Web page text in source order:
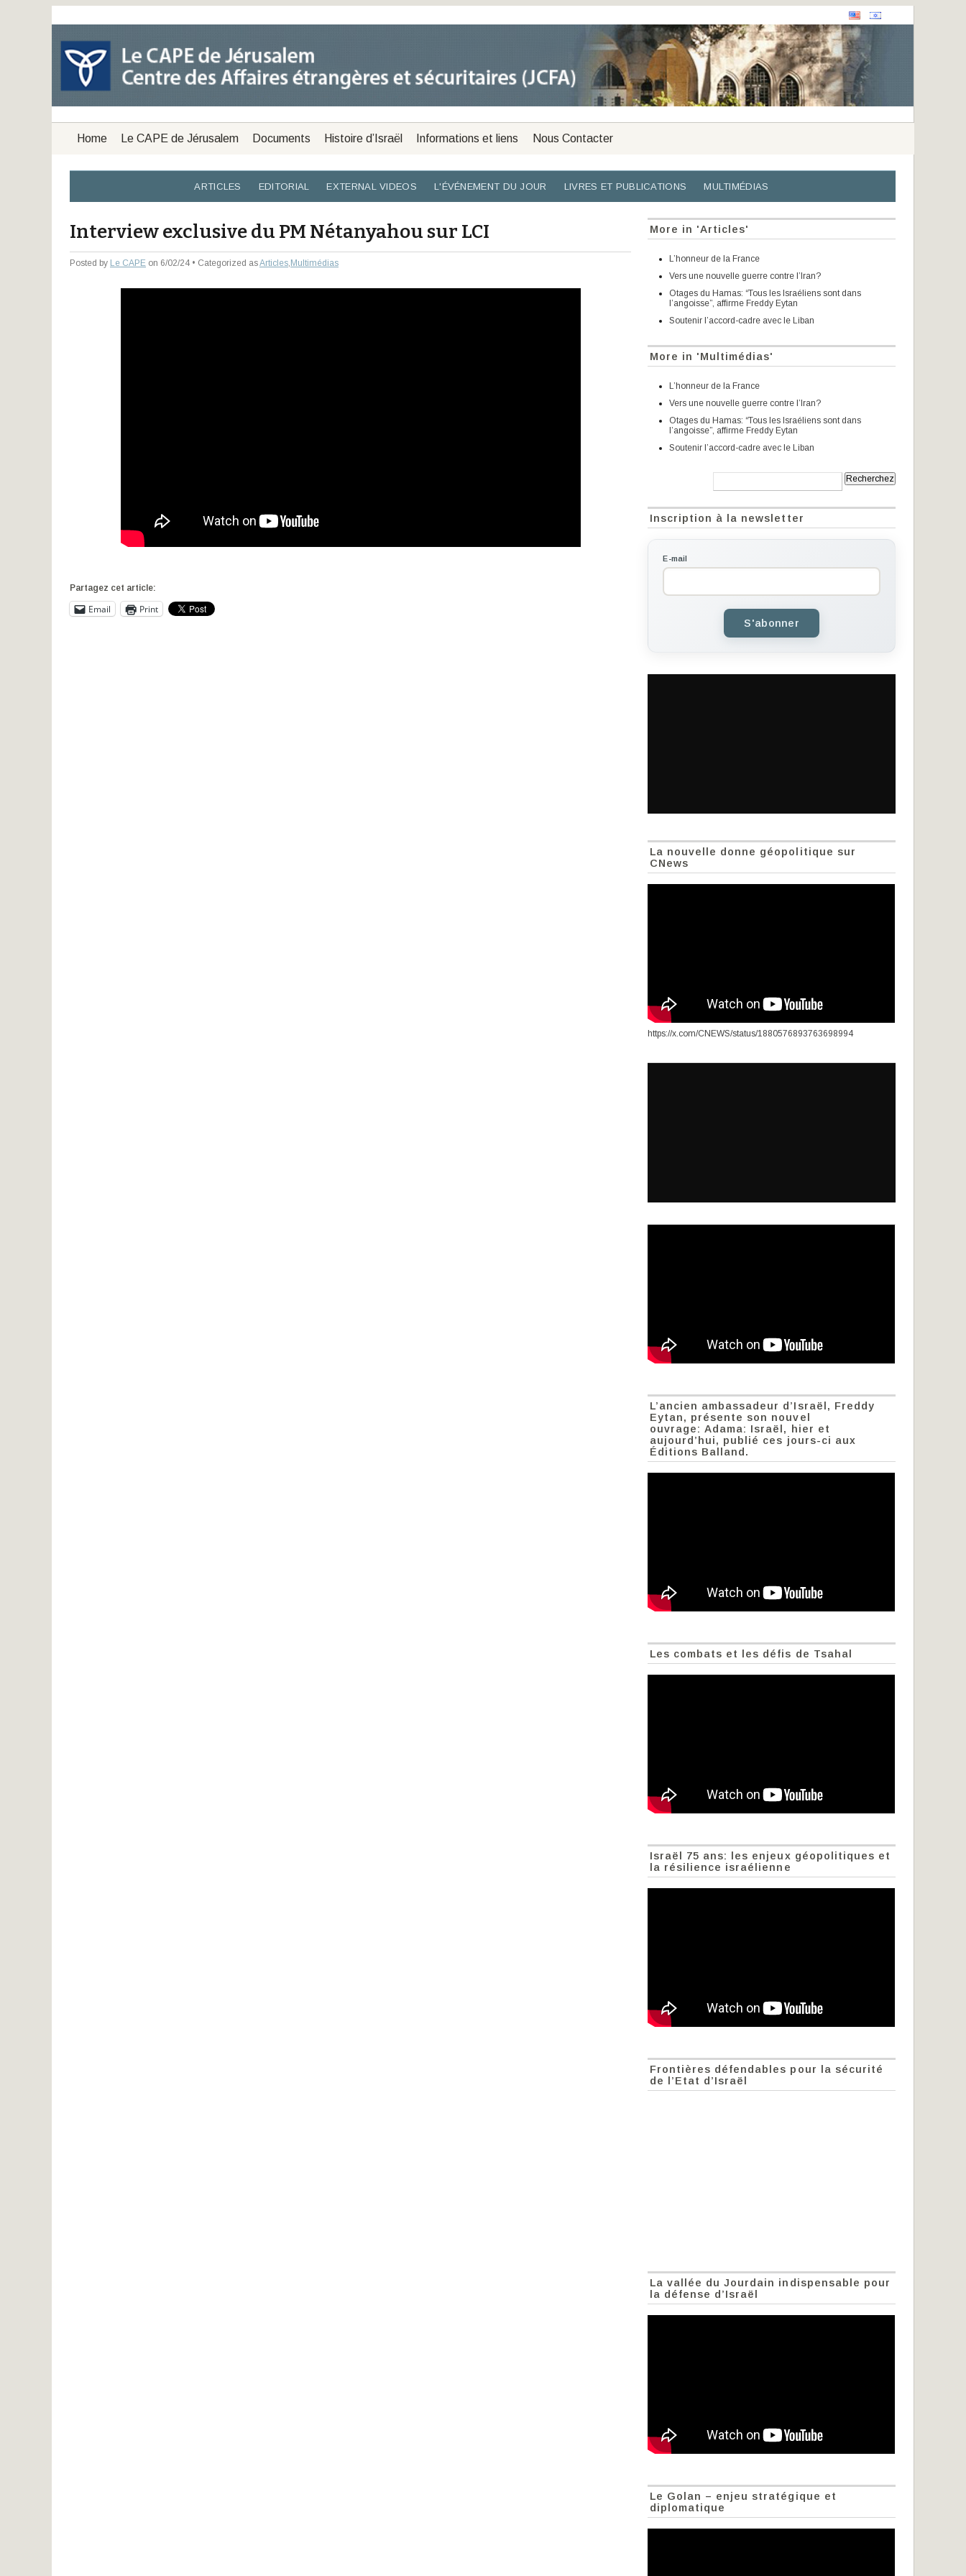
Home Le CAPE de Jérusalem Documents Histoire d’Israël Informations et liens Nous Contacter
ARTICLES EDITORIAL EXTERNAL VIDEOS L'ÉVÉNEMENT DU JOUR LIVRES ET PUBLICATIONS MULTIMÉDIAS
Interview exclusive du PM Nétanyahou sur LCI
Posted by Le CAPE on 6/02/24 • Categorized asArticles, Multimédias
Partagez cet article:
Email Print
More in 'Articles'
L’honneur de la France
Vers une nouvelle guerre contre l’Iran?
Otages du Hamas: “Tous les Israéliens sont dans
l’angoisse”, affirme Freddy Eytan
Soutenir l’accord-cadre avec le Liban
More in 'Multimédias'
L’honneur de la France
Vers une nouvelle guerre contre l’Iran?
Otages du Hamas: “Tous les Israéliens sont dans
l’angoisse”, affirme Freddy Eytan
Soutenir l’accord-cadre avec le Liban
Inscription à la newsletter
E-mail
S'abonner
La nouvelle donne géopolitique sur
CNews
https://x.com/CNEWS/status/1880576893763698994
L’ancien ambassadeur d’Israël, Freddy
Eytan, présente son nouvel
ouvrage: Adama: Israël, hier et
aujourd’hui, publié ces jours-ci aux
Éditions Balland.
Les combats et les défis de Tsahal
Israël 75 ans: les enjeux géopolitiques et
la résilience israélienne
Frontières défendables pour la sécurité
de l’Etat d’Israël
La vallée du Jourdain indispensable pour
la défense d’Israël
Le Golan – enjeu stratégique et
diplomatique